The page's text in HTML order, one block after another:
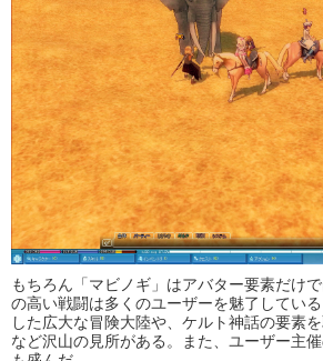
もちろん「マビノギ」はアバター要素だけ
の高い戦闘は多くのユーザーを魅了してい
した広大な冒険大陸や、ケルト神話の要素
など沢山の見所がある。また、ユーザー主